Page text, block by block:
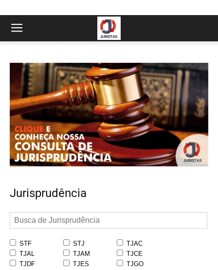
Jurisprudência
STF STJ
TJAC
TJAL
TJAM
TJCE
TJDF
TJES
TJGO